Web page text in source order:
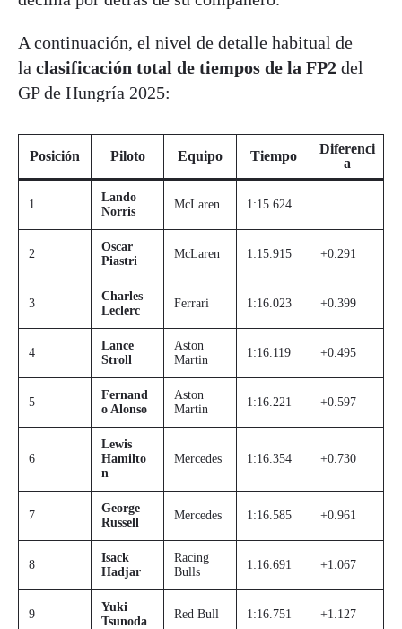
A continuación, el nivel de detalle habitual de
la clasificación total de tiempos de la FP2 del
GP de Hungría 2025:
Posición Piloto Equipo Tiempo
Diferenci
a
1
Lando
Norris
McLaren 1:15.624
2
Oscar
Piastri
McLaren 1:15.915 +0.291
3
Charles
Leclerc
Ferrari 1:16.023 +0.399
4
Lance
Stroll
Aston
Martin
1:16.119 +0.495
5
Fernand
o Alonso
Aston
Martin
1:16.221 +0.597
6
Lewis
Hamilto
n
Mercedes 1:16.354 +0.730
7
George
Russell
Mercedes 1:16.585 +0.961
8
Isack
Hadjar
Racing
Bulls
1:16.691 +1.067
9
Yuki
Tsunoda
Red Bull 1:16.751 +1.127